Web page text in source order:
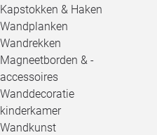
Kapstokken & Haken
Wandplanken
Wandrekken
Magneetborden & -
accessoires
Wanddecoratie
kinderkamer
Wandkunst